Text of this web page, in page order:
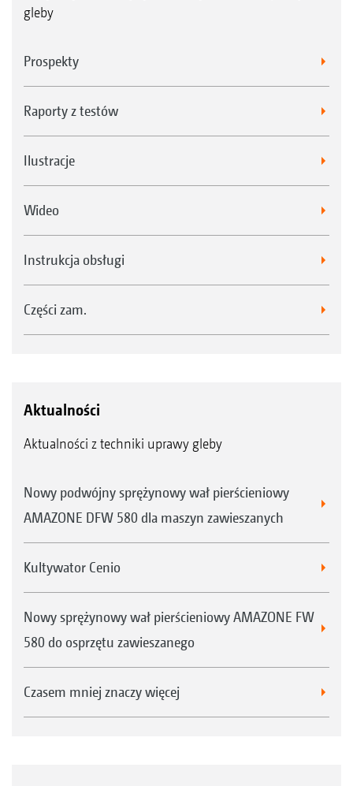
gleby
Prospekty
Raporty z testów
Ilustracje
Wideo
Instrukcja obsługi
Części zam.
Aktualności
Aktualności z techniki uprawy gleby
Nowy podwójny sprężynowy wał pierścieniowy
AMAZONE DFW 580 dla maszyn zawieszanych
Kultywator Cenio
Nowy sprężynowy wał pierścieniowy AMAZONE FW
580 do osprzętu zawieszanego
Czasem mniej znaczy więcej